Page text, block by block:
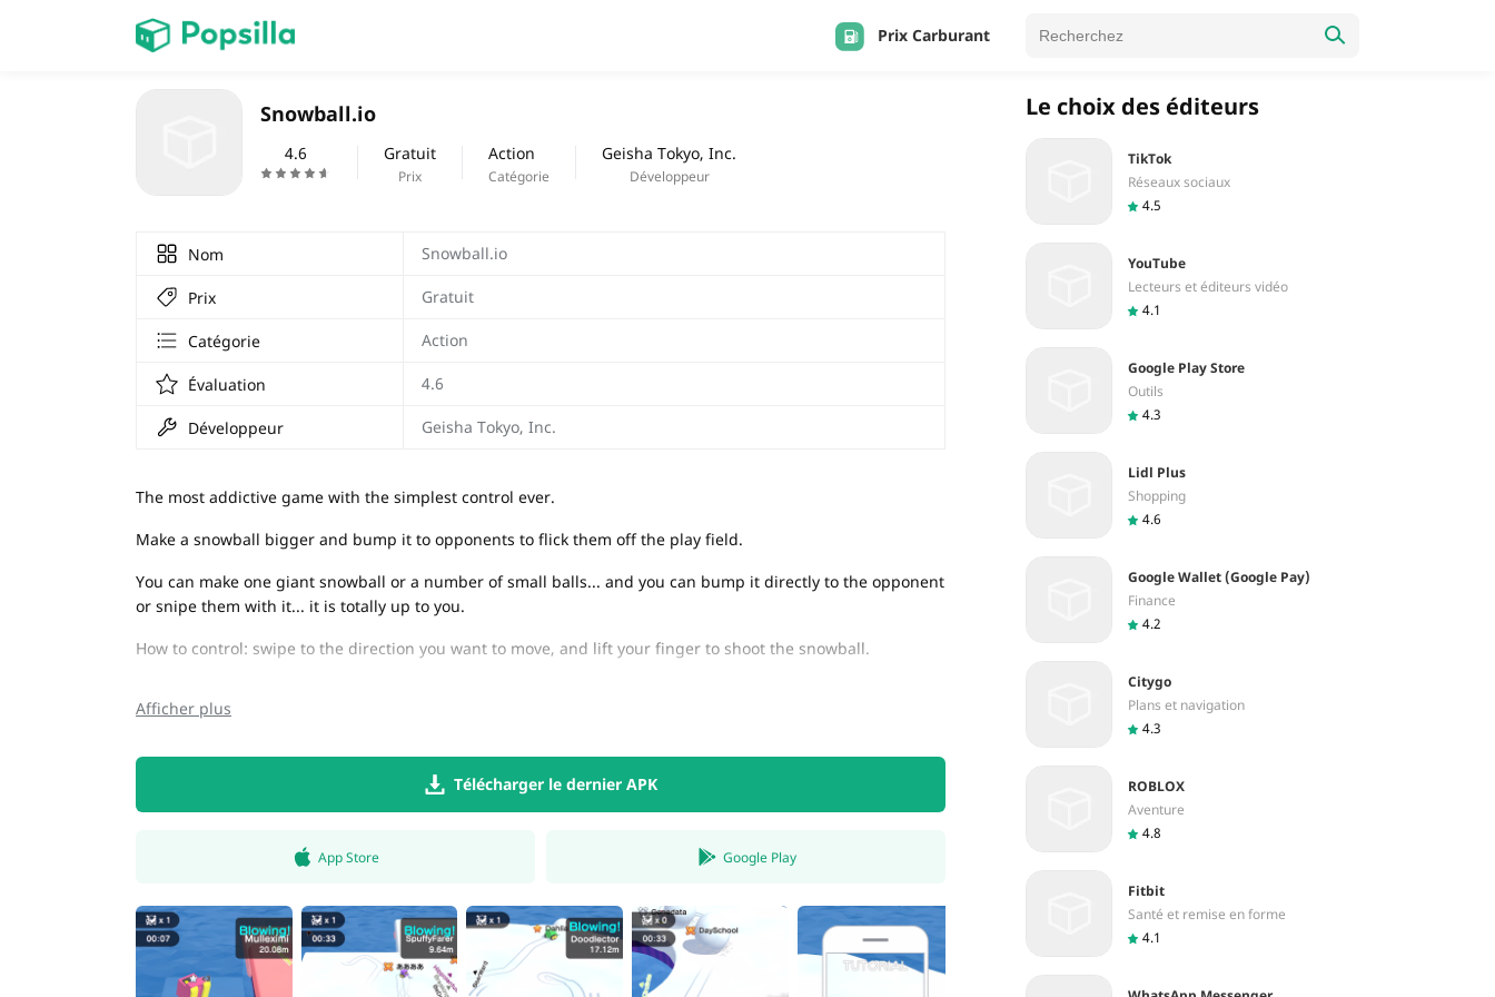
Prix Carburant
Snowball.io
4.6 Gratuit
Prix
Action
Catégorie
Geisha Tokyo, Inc.
Développeur
Nom Snowball.io
Prix Gratuit
Catégorie Action
Évaluation 4.6
Développeur Geisha Tokyo, Inc.
The most addictive game with the simplest control ever.
Make a snowball bigger and bump it to opponents to flick them off the play field.
You can make one giant snowball or a number of small balls... and you can bump it directly to the opponent
or snipe them with it... it is totally up to you.
How to control: swipe to the direction you want to move, and lift your finger to shoot the snowball.
Afficher plus
Télécharger le dernier APK
App Store Google Play
Le choix des éditeurs
TikTok
Réseaux sociaux
4.5
YouTube
Lecteurs et éditeurs vidéo
4.1
Google Play Store
Outils
4.3
Lidl Plus
Shopping
4.6
Google Wallet (Google Pay)
Finance
4.2
Citygo
Plans et navigation
4.3
ROBLOX
Aventure
4.8
Fitbit
Santé et remise en forme
4.1